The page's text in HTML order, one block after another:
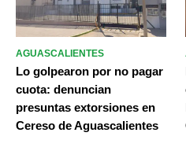
AGUASCALIENTES
Lo golpearon por no pagar
cuota: denuncian
presuntas extorsiones en
Cereso de Aguascalientes